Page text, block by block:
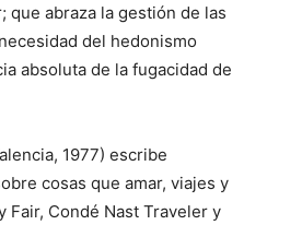
que abraza la gestión de las
del hedonismo
absoluta de la fugacidad de
1977) escribe
cosas que amar, viajes y
Fair, Condé Nast Traveler y